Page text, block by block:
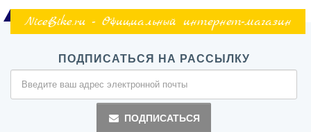
NiceBike.ru - Официальный интернет-магазин
ПОДПИСАТЬСЯ НА РАССЫЛКУ
ПОДПИСАТЬСЯ